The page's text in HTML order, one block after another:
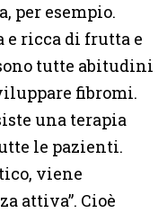
per esempio.
e ricca di frutta e
tutte abitudini
fibromi.
una terapia
le pazienti.
viene
attiva”. Cioè